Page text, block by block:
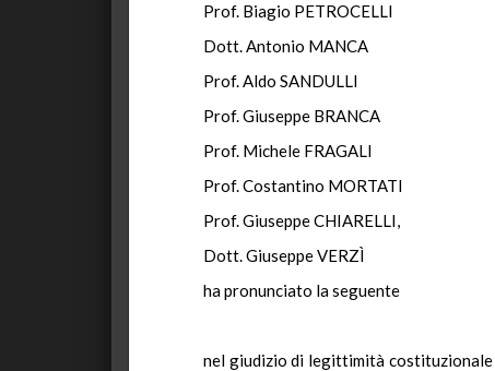
Prof. Biagio PETROCELLI
Dott. Antonio MANCA
Prof. Aldo SANDULLI
Prof. Giuseppe BRANCA
Prof. Michele FRAGALI
Prof. Costantino MORTATI
Prof. Giuseppe CHIARELLI,
Dott. Giuseppe VERZÌ
ha pronunciato la seguente
nel giudizio di legittimità costituzionale